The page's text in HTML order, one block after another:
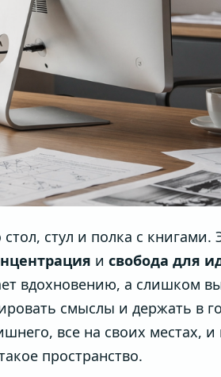
стул и полка с
и свобода для
вдохновению, а слишком
смыслы и держать в
все на своих местах,
пространство.